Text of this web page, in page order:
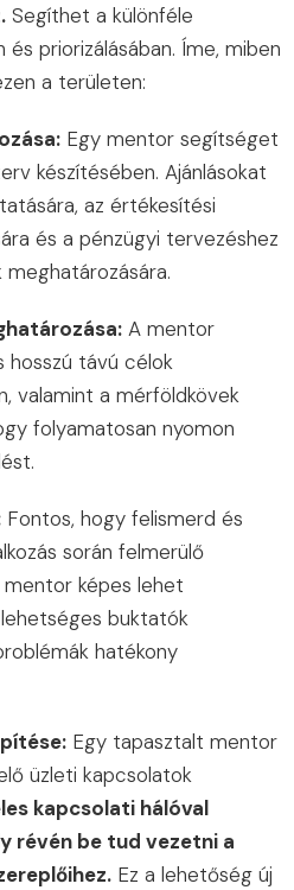
Segíthet a különféle
priorizálásában. Íme, miben
a területen:
Egy mentor segítséget
készítésében. Ajánlásokat
az értékesítési
és a pénzügyi tervezéshez
meghatározására.
A mentor
hosszú távú célok
valamint a mérföldkövek
folyamatosan nyomon
Fontos, hogy felismerd és
során felmerülő
képes lehet
buktatók
hatékony
Egy tapasztalt mentor
üzleti kapcsolatok
kapcsolati hálóval
révén be tud vezetni a
Ez a lehetőség új